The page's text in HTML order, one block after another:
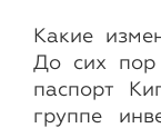
Какие
До сих пор
паспорт
группе